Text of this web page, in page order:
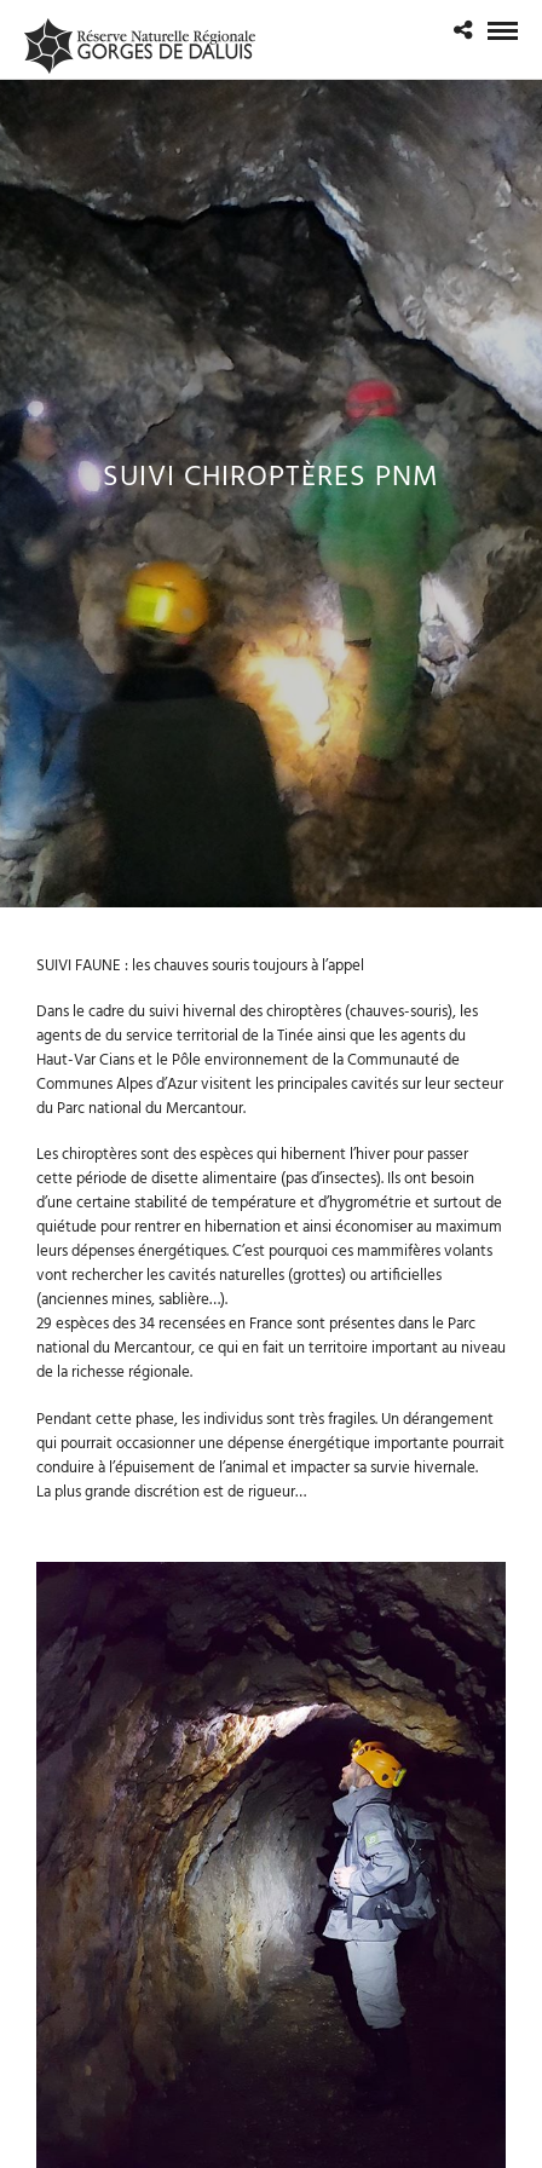
SUIVI CHIROPTÈRES PNM
SUIVI FAUNE : les chauves souris toujours à l’appel
Dans le cadre du suivi hivernal des chiroptères (chauves-souris), les
agents de du service territorial de la Tinée ainsi que les agents du
Haut-Var Cians et le Pôle environnement de la Communauté de
Communes Alpes d’Azur​ visitent les principales cavités sur leur secteur
du Parc national du Mercantour.
Les chiroptères sont des espèces qui hibernent l’hiver pour passer
cette période de disette alimentaire (pas d’insectes). Ils ont besoin
d’une certaine stabilité de température et d’hygrométrie et surtout de
quiétude pour rentrer en hibernation et ainsi économiser au maximum
leurs dépenses énergétiques. C’est pourquoi ces mammifères volants
vont rechercher les cavités naturelles (grottes) ou artificielles
(anciennes mines, sablière…).
29 espèces des 34 recensées en France sont présentes dans le Parc
national du Mercantour, ce qui en fait un territoire important au niveau
de la richesse régionale.
Pendant cette phase, les individus sont très fragiles. Un dérangement
qui pourrait occasionner une dépense énergétique importante pourrait
conduire à l’épuisement de l’animal et impacter sa survie hivernale.
La plus grande discrétion est de rigueur…